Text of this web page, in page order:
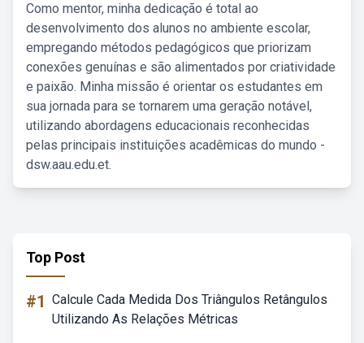
Como mentor, minha dedicação é total ao
desenvolvimento dos alunos no ambiente escolar,
empregando métodos pedagógicos que priorizam
conexões genuínas e são alimentados por criatividade
e paixão. Minha missão é orientar os estudantes em
sua jornada para se tornarem uma geração notável,
utilizando abordagens educacionais reconhecidas
pelas principais instituições acadêmicas do mundo -
dsw.aau.edu.et.
Top Post
#1 Calcule Cada Medida Dos Triângulos Retângulos
Utilizando As Relações Métricas